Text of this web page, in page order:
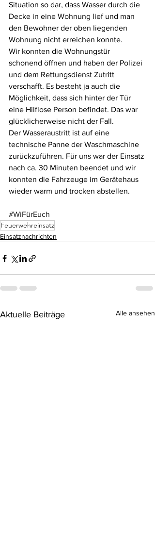
Situation so dar, dass Wasser durch die
Decke in eine Wohnung lief und man
den Bewohner der oben liegenden
Wohnung nicht erreichen konnte.
Wir konnten die Wohnungstür
schonend öffnen und haben der Polizei
und dem Rettungsdienst Zutritt
verschafft. Es besteht ja auch die
Möglichkeit, dass sich hinter der Tür
eine Hilflose Person befindet. Das war
glücklicherweise nicht der Fall.
Der Wasseraustritt ist auf eine
technische Panne der Waschmaschine
zurückzuführen. Für uns war der Einsatz
nach ca. 30 Minuten beendet und wir
konnten die Fahrzeuge im Gerätehaus
wieder warm und trocken abstellen.
#WiFürEuch
Feuerwehreinsatz
Einsatznachrichten
Aktuelle Beiträge Alle ansehen